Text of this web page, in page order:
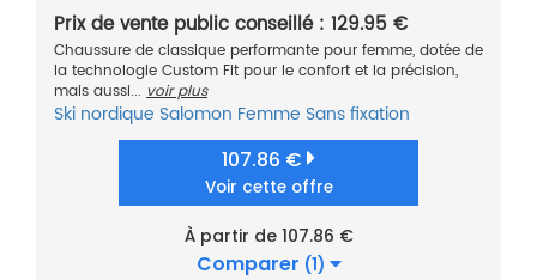
Prix de vente public conseillé : 129.95 €
Chaussure de classique performante pour femme, dotée de
la technologie Custom Fit pour le confort et la précision,
mais aussi... voir plus
Ski nordique Salomon Femme Sans fixation
107.86 €
Voir cette offre
À partir de 107.86 €
Comparer (1)